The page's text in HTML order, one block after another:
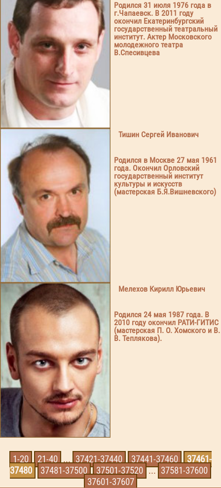
Родился 31 июля 1976 года в
г.Чапаевск. В 2011 году
окончил Екатеринбургский
государственный театральный
институт. Актер Московского
молодежного театра
В.Спесивцева
Тишин Сергей Иванович
Родился в Москве 27 мая 1961
года. Окончил Орловский
государственный институт
культуры и искусств
(мастерская Б.Я.Вишневского)
Мелехов Кирилл Юрьевич
Родился 24 мая 1987 года. В
2010 году окончил РАТИ-ГИТИС
(мастерская П. О. Хомского и В.
В. Теплякова).
1-20 21-40 ... 37421-37440 37441-37460
37461-
37480
37481-37500 37501-37520 ... 37581-37600
37601-37607